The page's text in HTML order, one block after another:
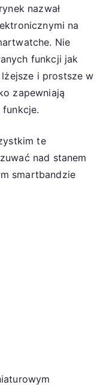
nazwał
na
Nie
funkcji jak
i prostsze w
zapewniają
te
nad stanem
smartbandzie